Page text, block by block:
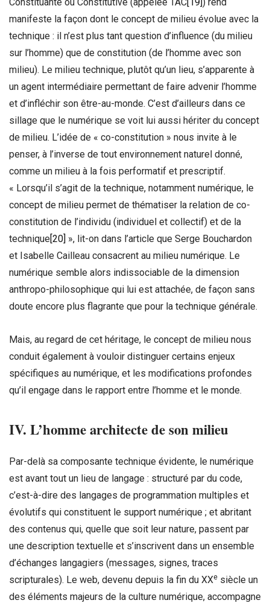
manifeste la façon dont le concept de milieu évolue avec la
technique : il n’est plus tant question d’influence (du milieu
sur l’homme) que de constitution (de l’homme avec son
milieu). Le milieu technique, plutôt qu’un lieu, s’apparente à
un agent intermédiaire permettant de faire advenir l’homme
et d’infléchir son être-au-monde. C’est d’ailleurs dans ce
sillage que le numérique se voit lui aussi hériter du concept
de milieu. L’idée de « co-constitution » nous invite à le
penser, à l’inverse de tout environnement naturel donné,
comme un milieu à la fois performatif et prescriptif.
« Lorsqu’il s’agit de la technique, notamment numérique, le
concept de milieu permet de thématiser la relation de co-
constitution de l’individu (individuel et collectif) et de la
technique [20] », lit-on dans l’article que Serge Bouchardon
et Isabelle Cailleau consacrent au milieu numérique. Le
numérique semble alors indissociable de la dimension
anthropo-philosophique qui lui est attachée, de façon sans
doute encore plus flagrante que pour la technique générale.
Mais, au regard de cet héritage, le concept de milieu nous
conduit également à vouloir distinguer certains enjeux
spécifiques au numérique, et les modifications profondes
qu’il engage dans le rapport entre l’homme et le monde.
IV. L’homme architecte de son milieu
Par-delà sa composante technique évidente, le numérique
est avant tout un lieu de langage : structuré par du code,
c’est-à-dire des langages de programmation multiples et
évolutifs qui constituent le support numérique ; et abritant
des contenus qui, quelle que soit leur nature, passent par
une description textuelle et s’inscrivent dans un ensemble
d’échanges langagiers (messages, signes, traces
scripturales). Le web, devenu depuis la fin du XXe siècle un
des éléments majeurs de la culture numérique, accompagne